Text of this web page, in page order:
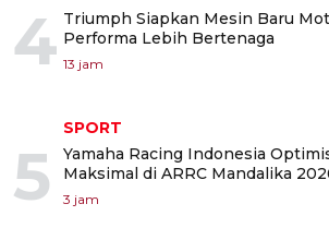
4 Triumph Siapkan Mesin Baru
Performa Lebih Bertenaga
13 jam
5
SPORT
Yamaha Racing Indonesia
Maksimal di ARRC Mandalika
3 jam